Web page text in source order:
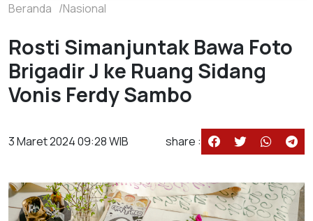
Beranda Nasional
Rosti Simanjuntak Bawa Foto
Brigadir J ke Ruang Sidang
Vonis Ferdy Sambo
3 Maret 2024 09:28 WIB share :